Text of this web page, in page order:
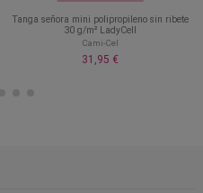
Tanga señora mini polipropileno sin ribete
30 g/m² LadyCell
Cami-Cel
31,95 €